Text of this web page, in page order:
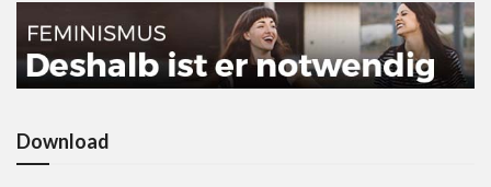
Download